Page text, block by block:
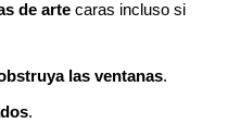
de arte caras incluso si
las ventanas.
.